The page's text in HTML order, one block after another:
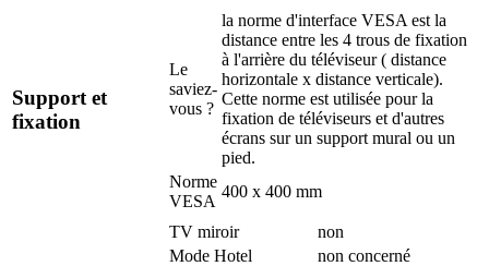
Support et
fixation
Le
saviez-
vous ?
la norme d'interface VESA est la
distance entre les 4 trous de fixation
à l'arrière du téléviseur ( distance
horizontale x distance verticale).
Cette norme est utilisée pour la
fixation de téléviseurs et d'autres
écrans sur un support mural ou un
pied.
Norme
VESA
400 x 400 mm
TV miroir
non
Mode Hotel
non concerné